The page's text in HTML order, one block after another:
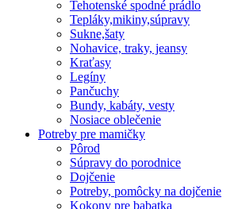
Tehotenské spodné prádlo
Tepláky,mikiny,súpravy
Sukne,šaty
Nohavice, traky, jeansy
Kraťasy
Legíny
Pančuchy
Bundy, kabáty, vesty
Nosiace oblečenie
Potreby pre mamičky
Pôrod
Súpravy do porodnice
Dojčenie
Potreby, pomôcky na dojčenie
Kokony pre babatka